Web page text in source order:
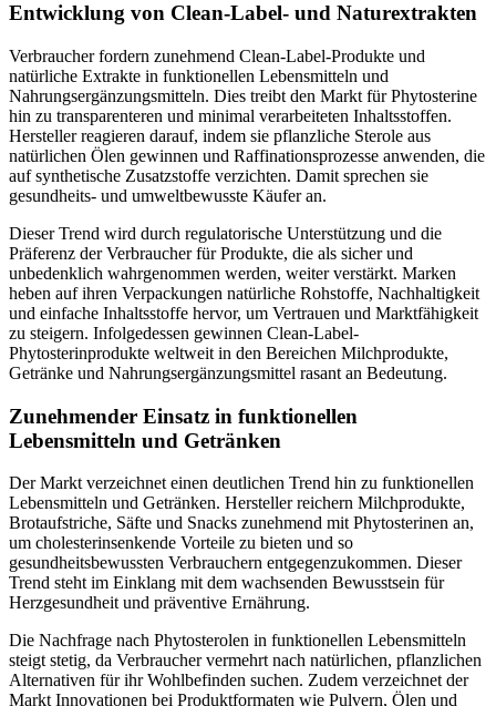
Entwicklung von Clean-Label- und Naturextrakten
Verbraucher fordern zunehmend Clean-Label-Produkte und
natürliche Extrakte in funktionellen Lebensmitteln und
Nahrungsergänzungsmitteln. Dies treibt den Markt für Phytosterine
hin zu transparenteren und minimal verarbeiteten Inhaltsstoffen.
Hersteller reagieren darauf, indem sie pflanzliche Sterole aus
natürlichen Ölen gewinnen und Raffinationsprozesse anwenden, die
auf synthetische Zusatzstoffe verzichten. Damit sprechen sie
gesundheits- und umweltbewusste Käufer an.
Dieser Trend wird durch regulatorische Unterstützung und die
Präferenz der Verbraucher für Produkte, die als sicher und
unbedenklich wahrgenommen werden, weiter verstärkt. Marken
heben auf ihren Verpackungen natürliche Rohstoffe, Nachhaltigkeit
und einfache Inhaltsstoffe hervor, um Vertrauen und Marktfähigkeit
zu steigern. Infolgedessen gewinnen Clean-Label-
Phytosterinprodukte weltweit in den Bereichen Milchprodukte,
Getränke und Nahrungsergänzungsmittel rasant an Bedeutung.
Zunehmender Einsatz in funktionellen
Lebensmitteln und Getränken
Der Markt verzeichnet einen deutlichen Trend hin zu funktionellen
Lebensmitteln und Getränken. Hersteller reichern Milchprodukte,
Brotaufstriche, Säfte und Snacks zunehmend mit Phytosterinen an,
um cholesterinsenkende Vorteile zu bieten und so
gesundheitsbewussten Verbrauchern entgegenzukommen. Dieser
Trend steht im Einklang mit dem wachsenden Bewusstsein für
Herzgesundheit und präventive Ernährung.
Die Nachfrage nach Phytosterolen in funktionellen Lebensmitteln
steigt stetig, da Verbraucher vermehrt nach natürlichen, pflanzlichen
Alternativen für ihr Wohlbefinden suchen. Zudem verzeichnet der
Markt Innovationen bei Produktformaten wie Pulvern, Ölen und